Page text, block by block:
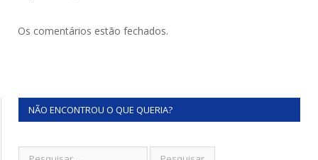
Os comentários estão fechados.
NÃO ENCONTROU O QUE QUERIA?